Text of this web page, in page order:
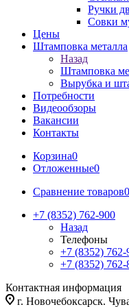
Ручки
Совки
Цены
Штамповка металла
Назад
Штамповка
Вырубка и
Потребности
Видеообзоры
Вакансии
Контакты
Корзина0
Отложенные0
Сравнение товаров0
+7 (8352) 762-900
Назад
Телефоны
+7 (8352) 762-
+7 (8352) 762-
Контактная информация
г. Новочебоксарск.